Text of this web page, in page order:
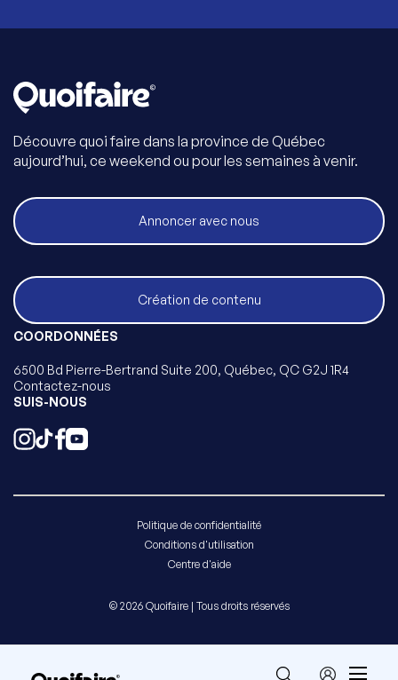
Découvre quoi faire dans la province de Québec
aujourd’hui, ce weekend ou pour les semaines à venir.
Annoncer avec nous
Création de contenu
COORDONNÉES
6500 Bd Pierre-Bertrand Suite 200, Québec, QC G2J 1R4
Contactez-nous
SUIS-NOUS
Politique de confidentialité
Conditions d'utilisation
Centre d'aide
© 2026 Quoifaire | Tous droits réservés